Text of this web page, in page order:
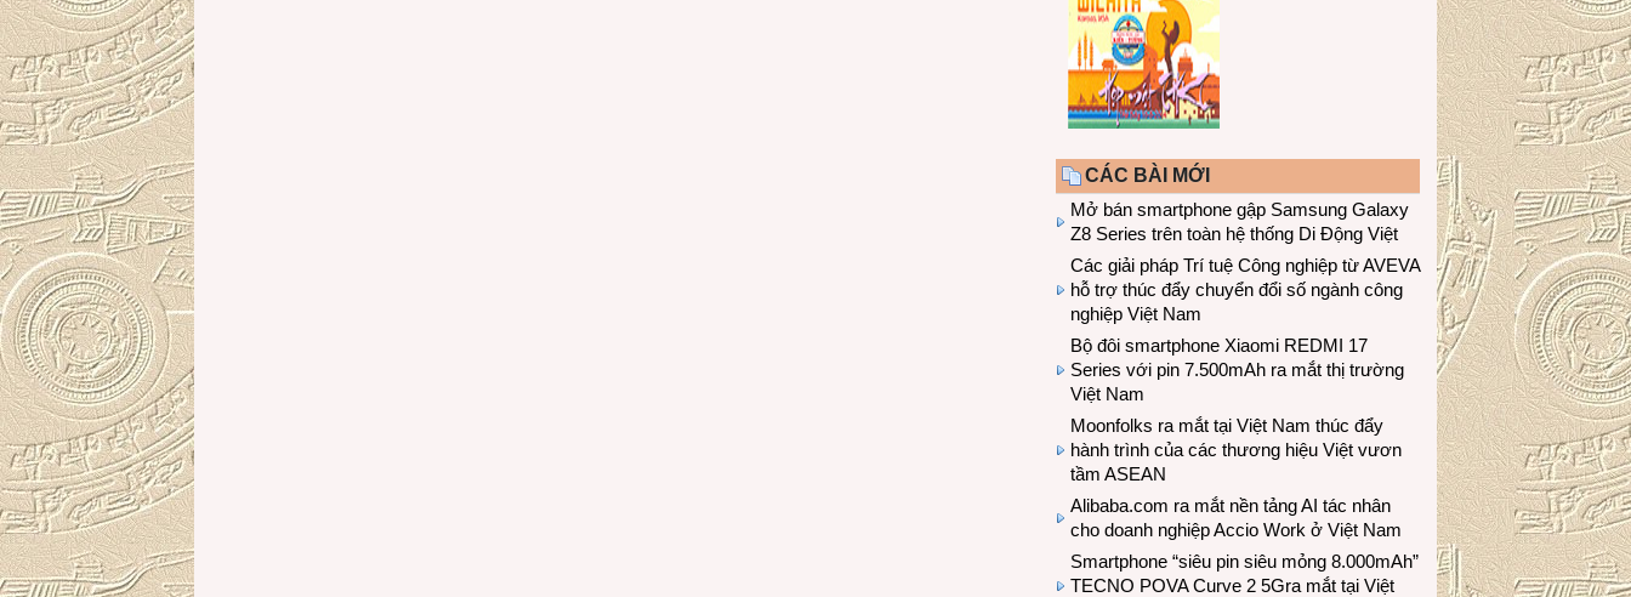
CÁC BÀI MỚI
Mở bán smartphone gập Samsung Galaxy
Z8 Series trên toàn hệ thống Di Động Việt
Các giải pháp Trí tuệ Công nghiệp từ AVEVA
hỗ trợ thúc đẩy chuyển đổi số ngành công
nghiệp Việt Nam
Bộ đôi smartphone Xiaomi REDMI 17
Series với pin 7.500mAh ra mắt thị trường
Việt Nam
Moonfolks ra mắt tại Việt Nam thúc đẩy
hành trình của các thương hiệu Việt vươn
tầm ASEAN
Alibaba.com ra mắt nền tảng AI tác nhân
cho doanh nghiệp Accio Work ở Việt Nam
Smartphone “siêu pin siêu mỏng 8.000mAh”
TECNO POVA Curve 2 5Gra mắt tại Việt